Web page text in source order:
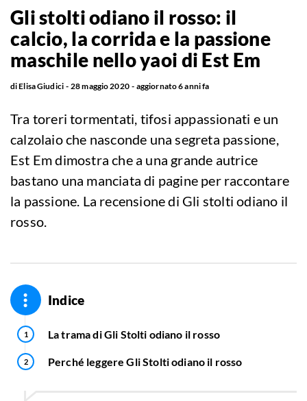
Gli stolti odiano il rosso: il
calcio, la corrida e la passione
maschile nello yaoi di Est Em
diElisa Giudici 28 maggio 2020 aggiornato6 anni fa
Tra toreri tormentati, tifosi appassionati e un
calzolaio che nasconde una segreta passione,
Est Em dimostra che a una grande autrice
bastano una manciata di pagine per raccontare
la passione. La recensione di Gli stolti odiano il
rosso.
Indice
La trama di Gli Stolti odiano il rosso
Perché leggere Gli Stolti odiano il rosso